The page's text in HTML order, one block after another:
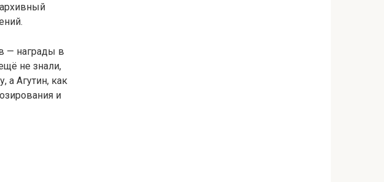
— награды в
не знали,
а Агутин, как
и